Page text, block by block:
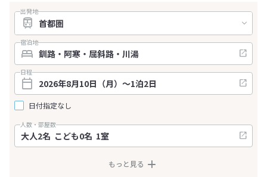
出発地
宿泊地
日程
日付指定なし
人数・部屋数
もっと見る